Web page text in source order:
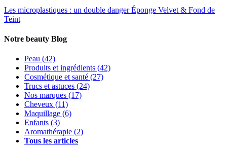
Les microplastiques : un double danger Éponge Velvet & Fond de
Teint
Notre beauty Blog
Peau (42)
Produits et ingrédients (42)
Cosmétique et santé (27)
Trucs et astuces (24)
Nos marques (17)
Cheveux (11)
Maquillage (6)
Enfants (3)
Aromathérapie (2)
Tous les articles